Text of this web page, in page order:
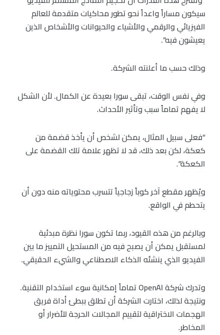
سيكون مساراً واعداً نحو تطور محاكيات متقدمة للعالم
الفيزيائي والرقمي والأشياء والحيوانات والأشخاص الذين
يعيشون فيه”.
وذلك حسب ما أعلنته الشركة.
وفي نفس الوقت، تبقى سورا بعيدة عن الكمال. لأن الشكل
لا يفهم تماماً سبب وتأثير الأحداث.
“فعلى سبيل المثال، يمكن لشخص أن يأخذ قضمة من
كعكة، لكن بعد ذلك، قد لا تظهر علامة تلك القضمة على
الكعكة”.
ويُظهر مقطع آخر كوباً زجاجياً تتسرب محتوياته منه دون أن
يتحطم في الواقع.
وبالرغم من هذه القيود، ربما تكون سورا نظرة مبدئية
لمستقبل يمكن أن يصبح فيه من المستحيل التمييز ما بين
الفيديو الذي ينشئه الذكاء الاصطناعي والشيء الحقيقي.
وتدرك شركة OpenAI تماماً إمكانية سوء استخدام التقنية.
ونتيجة لذلك، اختارت الشركة أن تطلق ببطئ أداة فريق
الهجمات الاختراقية لتقييم المجالات الحرجة للأضرار أو
المخاطر.